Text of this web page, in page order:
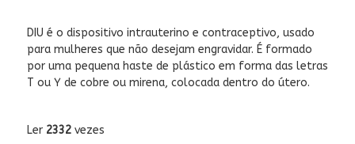
DIU é o dispositivo intrauterino e contraceptivo, usado
para mulheres que não desejam engravidar. É formado
por uma pequena haste de plástico em forma das letras
T ou Y de cobre ou mirena, colocada dentro do útero.
Ler 2332 vezes